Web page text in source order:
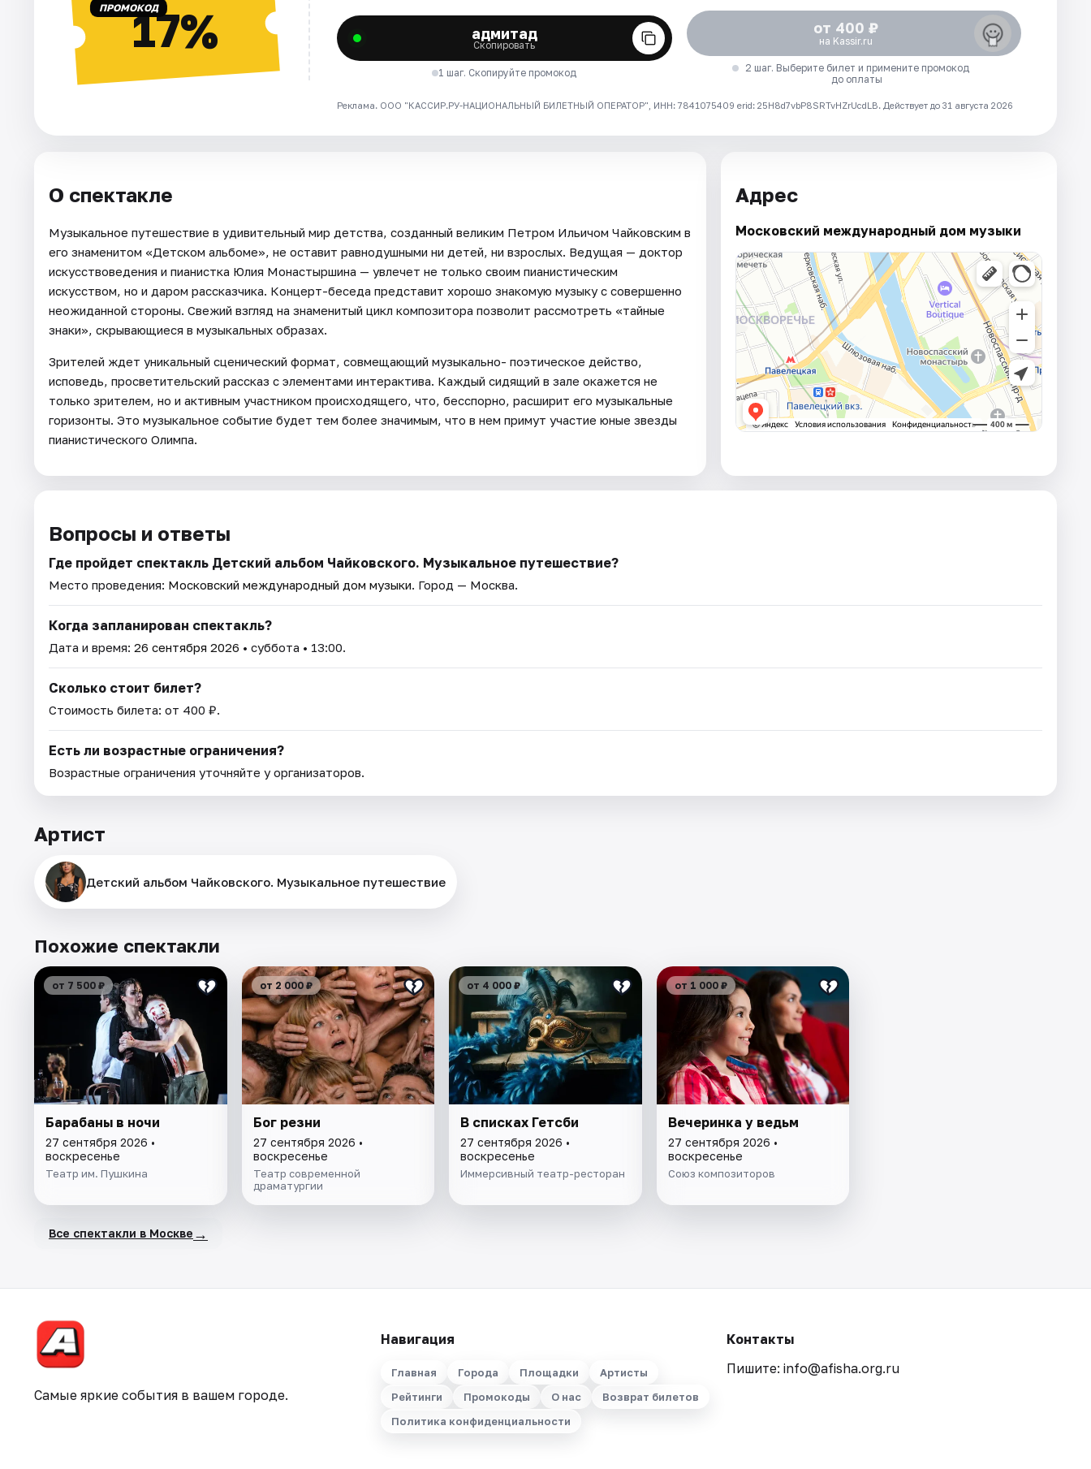
ПРОМОКОД17% адмитад
Скопировать
1 шаг. Скопируйте промокод
от 400 ₽
на Kassir.ru
2 шаг. Выберите билет и примените промокод
до оплаты
Реклама. ООО "КАССИР.РУ-НАЦИОНАЛЬНЫЙ БИЛЕТНЫЙ ОПЕРАТОР", ИНН: 7841075409 erid: 25H8d7vbP8SRTvHZrUcdLB. Действует до 31 августа 2026
О спектакле
Музыкальное путешествие в удивительный мир детства, созданный великим Петром Ильичом Чайковским в
его знаменитом «Детском альбоме», не оставит равнодушными ни детей, ни взрослых. Ведущая — доктор
искусствоведения и пианистка Юлия Монастыршина — увлечет не только своим пианистическим
искусством, но и даром рассказчика. Концерт-беседа представит хорошо знакомую музыку с совершенно
неожиданной стороны. Свежий взгляд на знаменитый цикл композитора позволит рассмотреть «тайные
знаки», скрывающиеся в музыкальных образах.
Зрителей ждет уникальный сценический формат, совмещающий музыкально- поэтическое действо,
исповедь, просветительский рассказ с элементами интерактива. Каждый сидящий в зале окажется не
только зрителем, но и активным участником происходящего, что, бесспорно, расширит его музыкальные
горизонты. Это музыкальное событие будет тем более значимым, что в нем примут участие юные звезды
пианистического Олимпа.
Адрес
Московский международный дом музыки
Вопросы и ответы
Где пройдет спектакль Детский альбом Чайковского. Музыкальное путешествие?
Место проведения: Московский международный дом музыки . Город — Москва.
Когда запланирован спектакль?
Дата и время: 26 сентября 2026 • суббота • 13:00.
Сколько стоит билет?
Стоимость билета: от 400 ₽.
Есть ли возрастные ограничения?
Возрастные ограничения уточняйте у организаторов.
Артист
Детский альбом Чайковского. Музыкальное путешествие
Похожие спектакли
от 7 500 ₽
Барабаны в ночи
27 сентября 2026 •
воскресенье
Театр им. Пушкина
от 2 000 ₽
Бог резни
27 сентября 2026 •
воскресенье
Театр современной
драматургии
от 4 000 ₽
В списках Гетсби
27 сентября 2026 •
воскресенье
Иммерсивный театр-ресторан
от 1 000 ₽
Вечеринка у ведьм
27 сентября 2026 •
воскресенье
Союз композиторов
Все спектакли в Москве →
Самые яркие события в вашем городе.
Навигация
Главная Города Площадки
Артисты
Рейтинги
Промокоды О нас
Возврат билетов
Политика конфиденциальности
Контакты
Пишите: info@afisha.org.ru